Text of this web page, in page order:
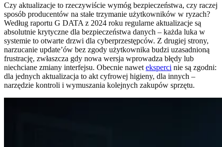
Czy aktualizacje to rzeczywiście wymóg bezpieczeństwa, czy raczej
sposób producentów na stałe trzymanie użytkowników w ryzach?
Według raportu G DATA z 2024 roku regularne aktualizacje są
absolutnie krytyczne dla bezpieczeństwa danych – każda luka w
systemie to otwarte drzwi dla cyberprzestępców. Z drugiej strony,
narzucanie update’ów bez zgody użytkownika budzi uzasadnioną
frustrację, zwłaszcza gdy nowa wersja wprowadza błędy lub
niechciane zmiany interfejsu. Obecnie nawet eksperci nie są zgodni:
dla jednych aktualizacja to akt cyfrowej higieny, dla innych –
narzędzie kontroli i wymuszania kolejnych zakupów sprzętu.